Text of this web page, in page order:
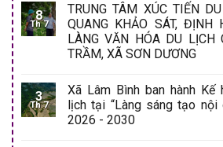
8
Th 7
TRUNG TÂM XÚC TIẾN
QUANG KHẢO SÁT, ĐỊNH
LÀNG VĂN HÓA DU LỊCH
TRẦM, XÃ SƠN DƯƠNG
3
Th 7
Xã Lâm Bình ban hành Kế
lịch tại “Làng sáng tạo
2026 - 2030